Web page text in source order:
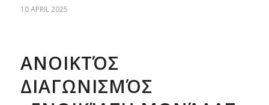
10 APRIL 2025
ΑΝΟΙΚΤΌΣ
ΔΙΑΓΩΝΙΣΜΌΣ